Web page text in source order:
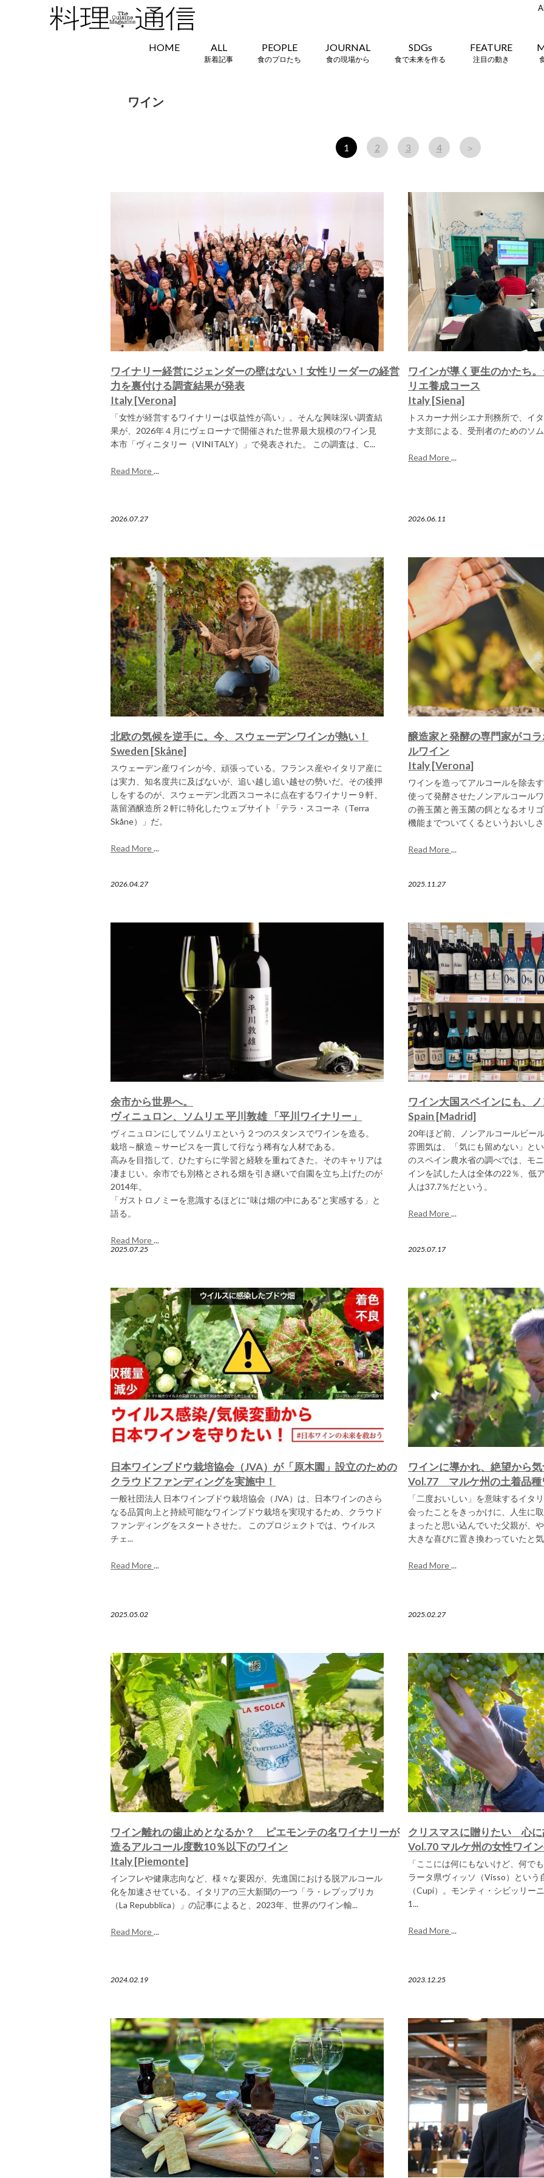
HOME ALL
新着記事
PEOPLE
食のプロたち
JOURNAL
食の現場から
SDGs
食で未来を作る
FEATURE
注目の動き
ワイン
1 2 3 4 ＞
ワイナリー経営にジェンダーの壁はない！女性リーダーの経営
力を裏付ける調査結果が発表
Italy [Verona]
「女性が経営するワイナリーは収益性が高い」。そんな興味深い調査結
果が、2026年４月にヴェローナで開催された世界最大規模のワイン見
本市「ヴィニタリー（VINITALY）」で発表された。 この調査は、C...
Read More...
2026.07.27
ワインが導く更生のかたち
リエ養成コース
Italy [Siena]
トスカーナ州シエナ刑務所で、イ
ナ支部による、受刑者のためのソ
Read More...
2026.06.11
北欧の気候を逆手に。今、スウェーデンワインが熱い！
Sweden [Skåne]
スウェーデン産ワインが今、頑張っている。フランス産やイタリア産に
は実力、知名度共に及ばないが、追い越し追い越せの勢いだ。その後押
しをするのが、スウェーデン北西スコーネに点在するワイナリー９軒、
蒸留酒醸造所２軒に特化したウェブサイト「テラ・スコーネ（Terra
Skåne）」だ。
Read More...
2026.04.27
醸造家と発酵の専門家がコ
ルワイン
Italy [Verona]
ワインを造ってアルコールを除去
使って発酵させたノンアルコール
の善玉菌と善玉菌の餌となるオリ
機能までついてくるというおいし
Read More...
2025.11.27
余市から世界へ。
ヴィニュロン、ソムリエ 平川敦雄 「平川ワイナリー」
ヴィニュロンにしてソムリエという２つのスタンスでワインを造る。
栽培～醸造～サービスを一貫して行なう稀有な人材である。
高みを目指して、ひたすらに学習と経験を重ねてきた。そのキャリアは
凄まじい。余市でも別格とされる畑を引き継いで自園を立ち上げたのが
2014年。
「ガストロノミーを意識するほどに“味は畑の中にある”と実感する」と
語る。
Read More...
2025.07.25
ワイン大国スペインにも、
Spain [Madrid]
20年ほど前、ノンアルコールビー
雰囲気は、「気にも留めない」と
のスペイン農水省の調べでは、モ
インを試した人は全体の22％、低
人は37.7％だという。
Read More...
2025.07.17
日本ワインブドウ栽培協会（JVA）が「原木園」設立のための
クラウドファンディングを実施中！
一般社団法人 日本ワインブドウ栽培協会（JVA）は、日本ワインのさら
なる品質向上と持続可能なワインブドウ栽培を実現するため、クラウド
ファンディングをスタートさせた。 このプロジェクトでは、ウイルス
チェ...
Read More...
2025.05.02
ワインに導かれ、絶望から
Vol.77 マルケ州の土着品種
「二度おいしい」を意味するイタ
会ったことをきっかけに、人生に
まったと思い込んでいた父親が、
大きな喜びに置き換わっていたと
Read More...
2025.02.27
ワイン離れの歯止めとなるか？ ピエモンテの名ワイナリーが
造るアルコール度数10％以下のワイン
Italy [Piemonte]
インフレや健康志向など、様々な要因が、先進国における脱アルコール
化を加速させている。イタリアの三大新聞の一つ「ラ・レプッブリカ
（La Repubblica）」の記事によると、2023年、世界のワイン輸...
Read More...
2024.02.19
クリスマスに贈りたい 心に
Vol.70 マルケ州の女性ワイ
「ここには何にもないけど、何で
ラータ県ヴィッソ（Visso）とい
（Cupi）。モンティ・シビッリー
1...
Read More...
2023.12.25